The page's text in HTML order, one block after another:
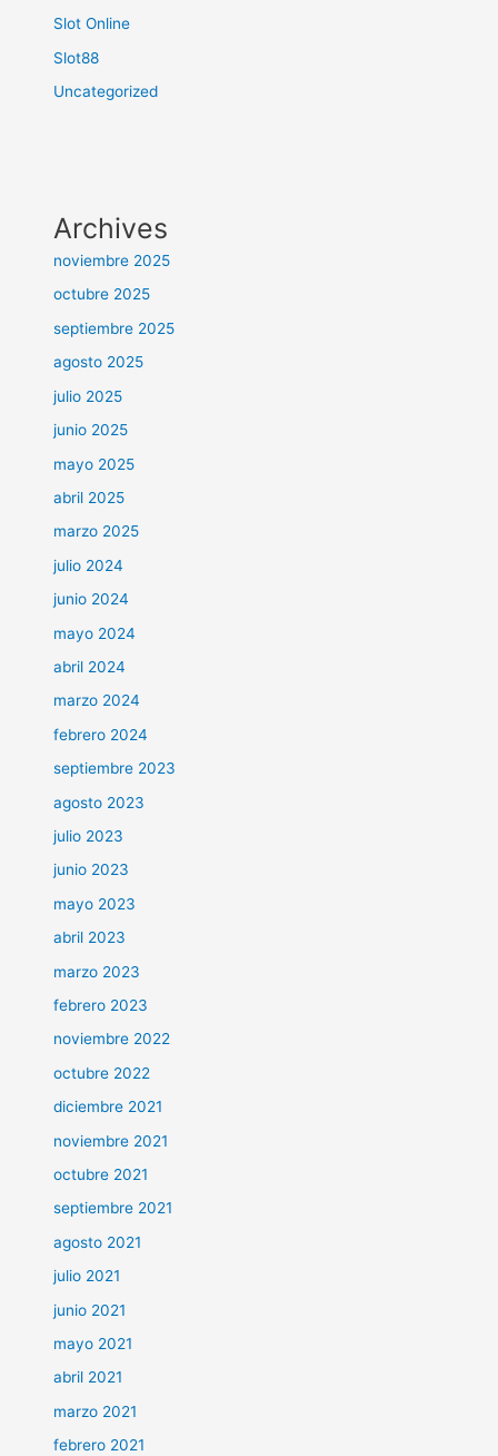
Slot Online
Slot88
Uncategorized
Archives
noviembre 2025
octubre 2025
septiembre 2025
agosto 2025
julio 2025
junio 2025
mayo 2025
abril 2025
marzo 2025
julio 2024
junio 2024
mayo 2024
abril 2024
marzo 2024
febrero 2024
septiembre 2023
agosto 2023
julio 2023
junio 2023
mayo 2023
abril 2023
marzo 2023
febrero 2023
noviembre 2022
octubre 2022
diciembre 2021
noviembre 2021
octubre 2021
septiembre 2021
agosto 2021
julio 2021
junio 2021
mayo 2021
abril 2021
marzo 2021
febrero 2021